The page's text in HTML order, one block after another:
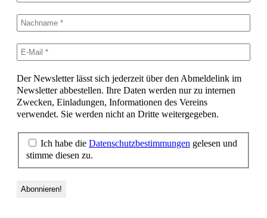
Der Newsletter lässt sich jederzeit über den Abmeldelink im
Newsletter abbestellen. Ihre Daten werden nur zu internen
Zwecken, Einladungen, Informationen des Vereins
verwendet. Sie werden nicht an Dritte weitergegeben.
Ich habe die Datenschutzbestimmungen gelesen und
stimme diesen zu.